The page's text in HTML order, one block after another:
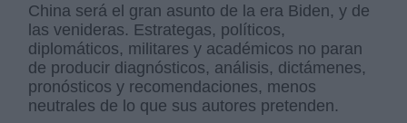
China será el gran asunto de la era Biden, y de
las venideras. Estrategas, políticos,
diplomáticos, militares y académicos no paran
de producir diagnósticos, análisis, dictámenes,
pronósticos y recomendaciones, menos
neutrales de lo que sus autores pretenden.